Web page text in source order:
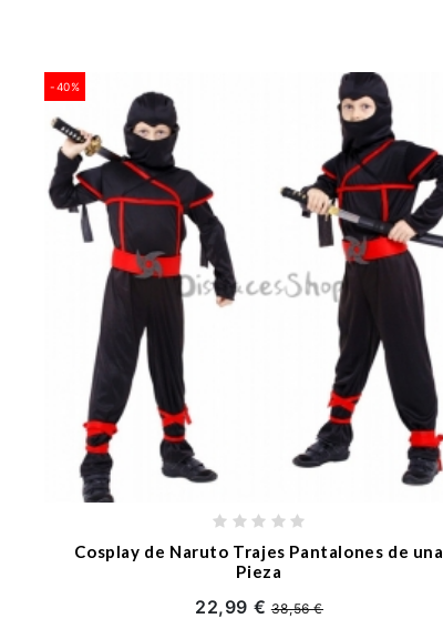
-40%
Cosplay de Naruto Trajes Pantalones de una
Pieza
22,99 €38,56 €